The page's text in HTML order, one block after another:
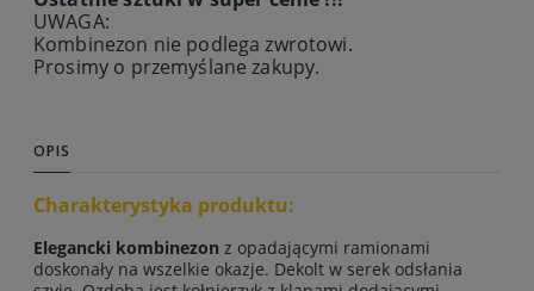
UWAGA:
Kombinezon nie podlega zwrotowi.
Prosimy o przemyślane zakupy.
OPIS
Charakterystyka produktu:
Elegancki kombinezon z opadającymi ramionami
doskonały na wszelkie okazje. Dekolt w serek odsłania